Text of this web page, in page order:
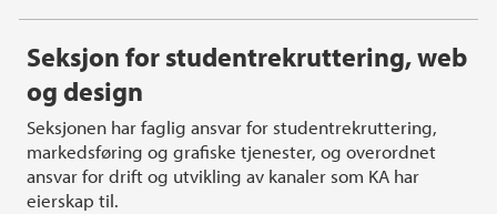
Seksjon for studentrekruttering, web
og design
Seksjonen har faglig ansvar for studentrekruttering,
markedsføring og grafiske tjenester, og overordnet
ansvar for drift og utvikling av kanaler som KA har
eierskap til.